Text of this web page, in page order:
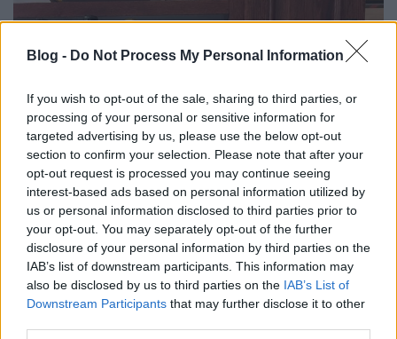
Blog - Do Not Process My Personal Information
If you wish to opt-out of the sale, sharing to third parties, or
processing of your personal or sensitive information for
targeted advertising by us, please use the below opt-out
section to confirm your selection. Please note that after your
opt-out request is processed you may continue seeing
interest-based ads based on personal information utilized by
us or personal information disclosed to third parties prior to
your opt-out. You may separately opt-out of the further
disclosure of your personal information by third parties on the
IAB’s list of downstream participants. This information may
also be disclosed by us to third parties on the IAB’s List of
Downstream Participants that may further disclose it to other
Spanyol chardonnay körkép a Vino
Castillo-ban
furmintfan•2020. augusztus 15.